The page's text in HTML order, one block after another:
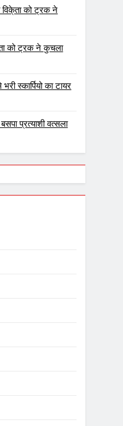
विके्ता को ट्रक ने
को ट्रक ने कुचला
स्कार्पियो का टायर
प्रत्याशी वत्सला